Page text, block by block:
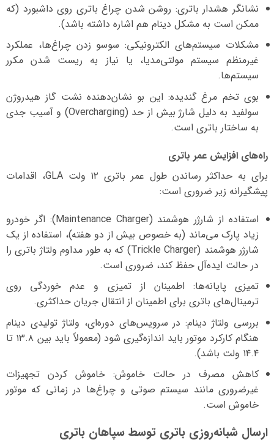
نشانگر هشدار باتری: روشن شدن چراغ باتری روی داشبورد (که
ممکن است به مشکل دینام هم اشاره داشته باشد).
مشکلات سیستم‌های الکترونیکی: سوسو زدن چراغ‌ها، عملکرد
غیرمنظم سیستم مولتی‌مدیا، یا نیاز به ریست شدن مکرر
سیستم‌ها.
بوی تخم مرغ گندیده: این بو نشان‌دهنده نشت گاز هیدروژن
سولفید به دلیل شارژ بیش از حد (Overcharging) و آسیب جدی
به ساختار باتری است.
راه‌های افزایش عمر باتری
برای به حداکثر رساندن طول عمر باتری ۱۲ ولت GLA، اقدامات
پیشگیرانه زیر ضروری است:
استفاده از شارژر هوشمند (Maintenance Charger): اگر خودرو
زیاد پارک می‌ماند (به خصوص بیش از دو هفته)، استفاده از یک
شارژر هوشمند (Trickle Charger) که به طور مداوم ولتاژ باتری را
در حالت ایده‌آل حفظ کند، ضروری است.
تمیزی پایانه‌ها: اطمینان از تمیزی و عدم خوردگی روی
ترمینال‌های باتری برای اطمینان از انتقال جریان حداکثری.
بررسی ولتاژ دینام: در سرویس‌های دوره‌ای، ولتاژ تولیدی دینام
هنگام کارکرد موتور باید اندازه‌گیری شود (معمولاً باید بین ۱۳.۸ تا
۱۴.۴ ولت باشد).
کاهش مصرف در حالت خاموش: خاموش کردن تجهیزات
غیرضروری مانند سیستم صوتی و چراغ‌ها در زمانی که موتور
خاموش است.
ارسال شبانه‌روزی باتری توسط سپاهان باتری